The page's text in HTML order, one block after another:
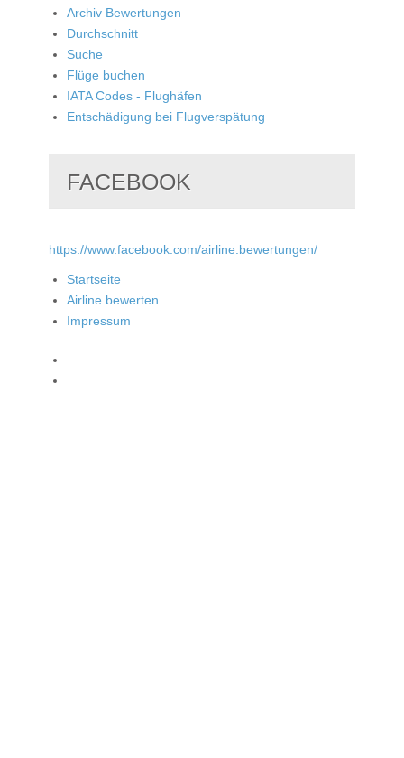
Archiv Bewertungen
Durchschnitt
Suche
Flüge buchen
IATA Codes - Flughäfen
Entschädigung bei Flugverspätung
FACEBOOK
https://www.facebook.com/airline.bewertungen/
Startseite
Airline bewerten
Impressum